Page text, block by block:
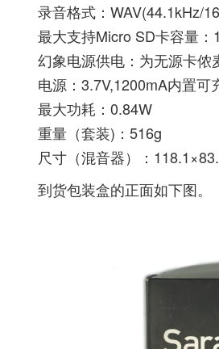
录音格式：WAV(44.1kHz/
最大支持Micro SD卡容量：
幻象电源供电：为无源卡
电源：3.7V,1200mA内置可
最大功耗：0.84W
重量（套装)：516g
尺寸（混音器）：
到货包装盒的正面如下图。